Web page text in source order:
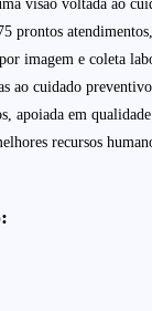
visão voltada ao
prontos
imagem e coleta
ao cuidado
apoiada em
recursos